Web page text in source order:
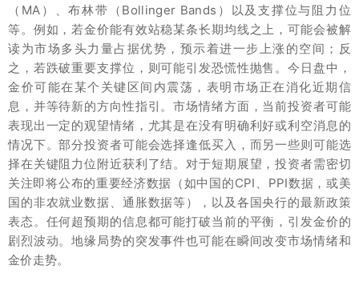
（MA）、布林带（Bollinger Bands）以及支撑位与阻力位
等。例如，若金价能有效站稳某条长期均线之上，可能会被解
读为市场多头力量占据优势，预示着进一步上涨的空间；反
之，若跌破重要支撑位，则可能引发恐慌性抛售。今日盘中，
金价可能在某个关键区间内震荡，表明市场正在消化近期信
息，并等待新的方向性指引。市场情绪方面，当前投资者可能
表现出一定的观望情绪，尤其是在没有明确利好或利空消息的
情况下。部分投资者可能会选择逢低买入，而另一些则可能选
择在关键阻力位附近获利了结。对于短期展望，投资者需密切
关注即将公布的重要经济数据（如中国的CPI、PPI数据，或美
国的非农就业数据、通胀数据等），以及各国央行的最新政策
表态。任何超预期的信息都可能打破当前的平衡，引发金价的
剧烈波动。地缘局势的突发事件也可能在瞬间改变市场情绪和
金价走势。